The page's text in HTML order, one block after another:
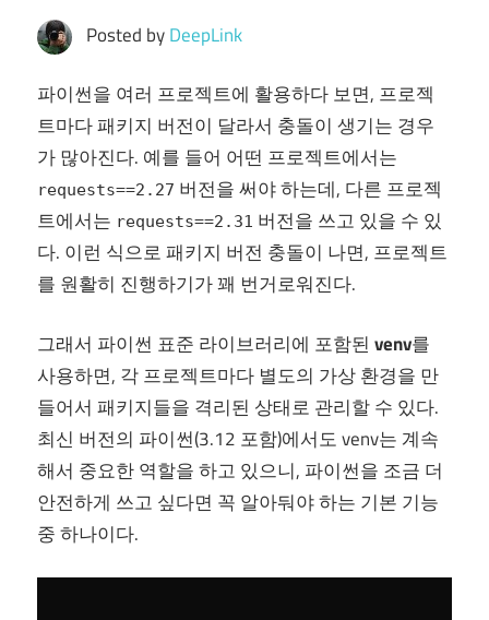
Posted byDeepLink
파이썬을 여러 프로젝트에 활용하다 보면, 프로젝
트마다 패키지 버전이 달라서 충돌이 생기는 경우
가 많아진다. 예를 들어 어떤 프로젝트에서는
requests==2.27 버전을 써야 하는데, 다른 프로젝
트에서는 requests==2.31 버전을 쓰고 있을 수 있
다. 이런 식으로 패키지 버전 충돌이 나면, 프로젝트
를 원활히 진행하기가 꽤 번거로워진다.
그래서 파이썬 표준 라이브러리에 포함된 venv를
사용하면, 각 프로젝트마다 별도의 가상 환경을 만
들어서 패키지들을 격리된 상태로 관리할 수 있다.
최신 버전의 파이썬(3.12 포함)에서도 venv는 계속
해서 중요한 역할을 하고 있으니, 파이썬을 조금 더
안전하게 쓰고 싶다면 꼭 알아둬야 하는 기본 기능
중 하나이다.